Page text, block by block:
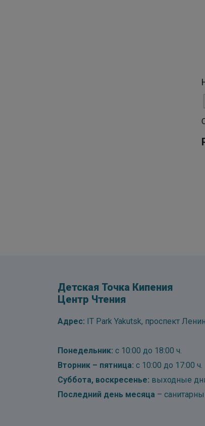
Детская Точка Кипения
Центр Чтения
Адрес: IT Park Yakutsk, проспект
Понедельник: с 10:00 до 18:00 ч.
Вторник – пятница: с 10:00 до 17:00 ч.
Суббота, воскресенье: выходные
Последний день месяца –